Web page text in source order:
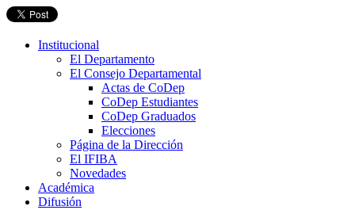
Institucional
El Departamento
El Consejo Departamental
Actas de CoDep
CoDep Estudiantes
CoDep Graduados
Elecciones
Página de la Dirección
El IFIBA
Novedades
Académica
Difusión